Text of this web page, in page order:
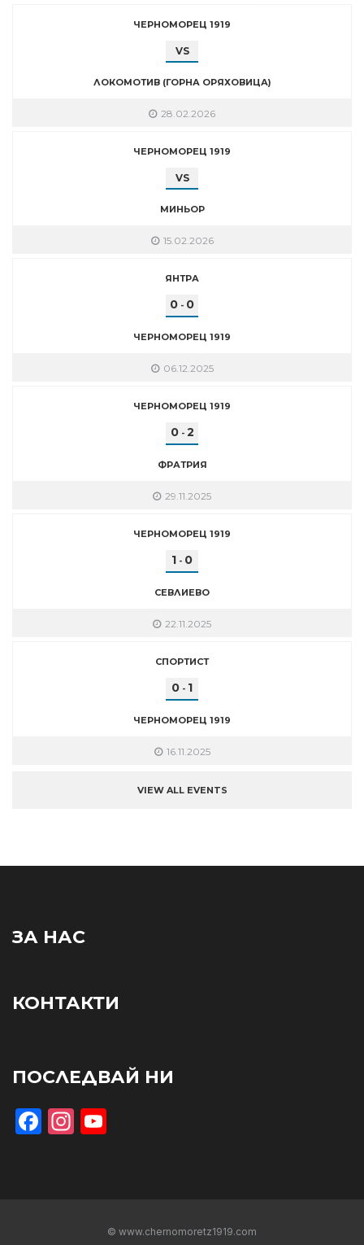
ЧЕРНОМОРЕЦ 1919
VS
ЛОКОМОТИВ (ГОРНА ОРЯХОВИЦА)
28.02.2026
ЧЕРНОМОРЕЦ 1919
VS
МИНЬОР
15.02.2026
ЯНТРА
0 - 0
ЧЕРНОМОРЕЦ 1919
06.12.2025
ЧЕРНОМОРЕЦ 1919
0- 2
ФРАТРИЯ
29.11.2025
ЧЕРНОМОРЕЦ 1919
1 - 0
СЕВЛИЕВО
22.11.2025
СПОРТИСТ
0 - 1
ЧЕРНОМОРЕЦ 1919
16.11.2025
VIEW ALL EVENTS
ЗА НАС
КОНТАКТИ
ПОСЛЕДВАЙ НИ
Facebook
Instagram
© www.chernomoretz1919.com